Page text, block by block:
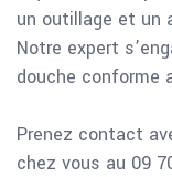
un outillage et un
Notre expert
douche conforme
Prenez contact
chez vous au 09